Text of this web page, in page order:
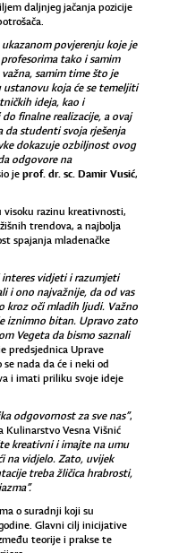
daljnjeg jačanja pozicije
povjerenju koje je
tako i samim
samim time što je
koja će se temeljiti
ideja, kao i
finalne realizacije, a ovaj
da studenti svoja rješenja
dokazuje ozbiljnost ovog
odgovore na
je prof. dr. sc. Damir Vusić,
visoku razinu kreativnosti,
trendova, a najbolja
spajanja mladenačke
interes vidjeti i razumjeti
i ono najvažnije, da od vas
kroz oči mladih ljudi. Važno
iznimno bitan. Upravo zato
Vegeta da bismo saznali
predsjednica Uprave
nada da će i neki od
i imati priliku svoje ideje
odgovornost za sve nas”,
Kulinarstvo Vesna Višnić
kreativni i imajte na umu
na vidjelo. Zato, uvijek
treba žličica hrabrosti,
o suradnji koji su
Glavni cilj inicijative
teorije i prakse te